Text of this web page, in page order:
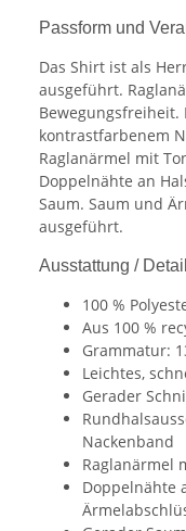
Passform und
Das Shirt ist als
ausgeführt.
kontrastfarbenem
Raglanärmel mit
Doppelnähte an
Saum. Saum und
ausgeführt.
Ausstattung /
100 %
Aus 100 %
Grammatur:
Leichtes,
Gerader
Nackenband
Raglanärmel
Doppelnähte